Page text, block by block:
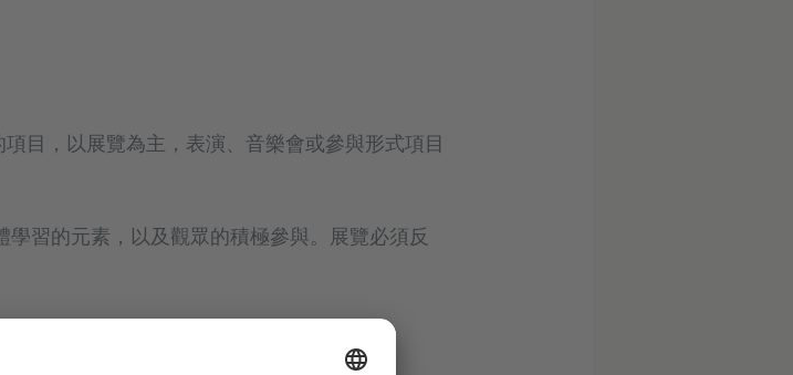
目，以展覽為主，表演、音樂會或參與形式項目
習的元素，以及觀眾的積極參與。展覽必須反
英文）